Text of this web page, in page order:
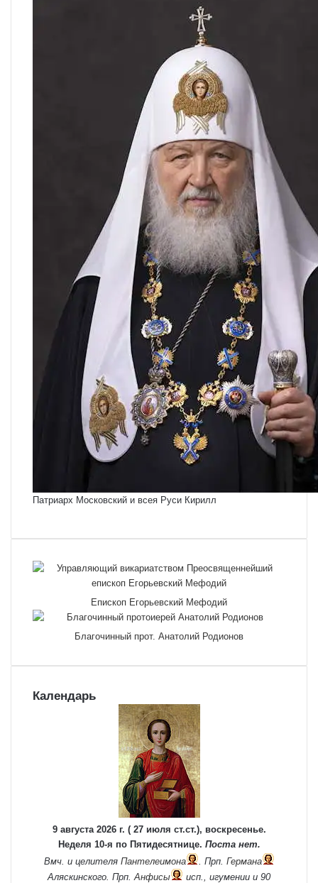
Патриарх Московский и всея Руси Кирилл
Епископ Егорьевский Мефодий
Благочинный прот. Анатолий Родионов
Календарь
9 августа 2026 г. ( 27 июля ст.ст.), воскресенье.
Неделя 10-я по Пятидесятнице. Поста нет.
Вмч. и целителя Пантелеимона . Прп. Германа
Аляскинского. Прп. Анфисы
исп., игумении и 90